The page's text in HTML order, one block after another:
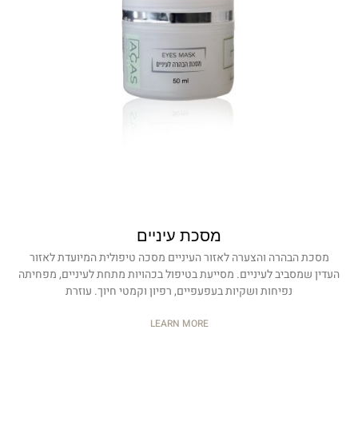
מסכת עיניים
מסכת הבהרה והצערה לאזור העיניים מסכה טיפולית המיועדת לאזור
העדין שמסביב לעיניים. מסייעת בטיפול בכהויות מתחת לעיניים, מפחיתה
נפיחות ושקיות בעפעפיים, רפיון וקמטי חיוך. עוזרת
LEARN MORE